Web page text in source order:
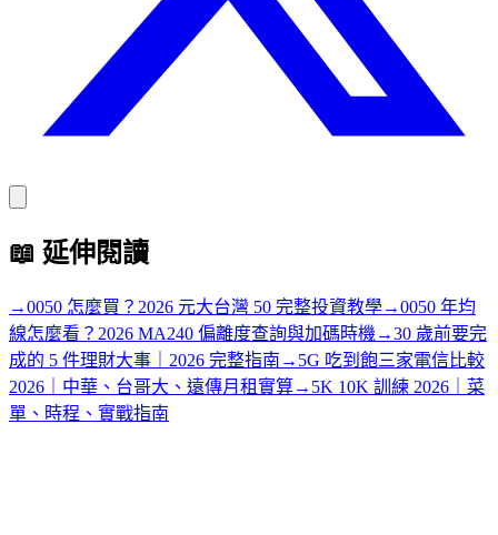
📖 延伸閱讀
→0050 怎麼買？2026 元大台灣 50 完整投資教學→0050 年均
線怎麼看？2026 MA240 偏離度查詢與加碼時機 →30 歲前要完
成的 5 件理財大事｜2026 完整指南 → 5G 吃到飽三家電信比較
2026｜中華、台哥大、遠傳月租實算→ 5K 10K 訓練 2026｜菜
單、時程、實戰指南